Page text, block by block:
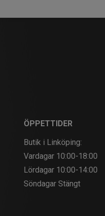
ÖPPETTIDER
Butik i Linköping:
Vardagar 10:00-18:00
Lördagar 10:00-14:00
Söndagar Stängt